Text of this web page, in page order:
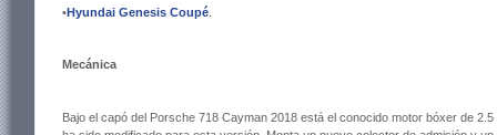
•Hyundai Genesis Coupé
Mecánica
Bajo el capó del Porsche 718 Cayman 2018 está el conocido motor bóxer de